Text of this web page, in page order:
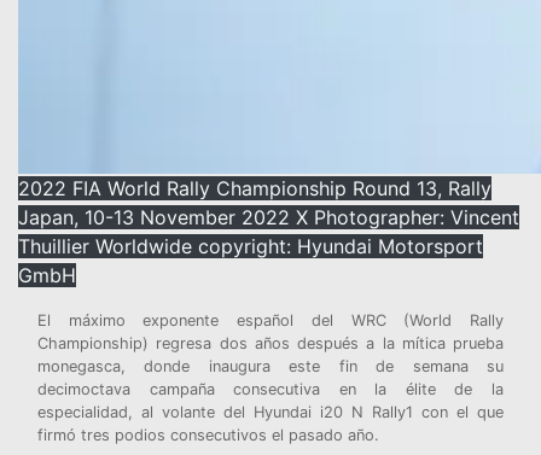
2022 FIA World Rally Championship Round 13, Rally
Japan, 10-13 November 2022 X Photographer: Vincent
Thuillier Worldwide copyright: Hyundai Motorsport
GmbH
El máximo exponente español del WRC (World Rally
Championship) regresa dos años después a la mítica prueba
monegasca, donde inaugura este fin de semana su
decimoctava campaña consecutiva en la élite de la
especialidad, al volante del Hyundai i20 N Rally1 con el que
firmó tres podios consecutivos el pasado año.